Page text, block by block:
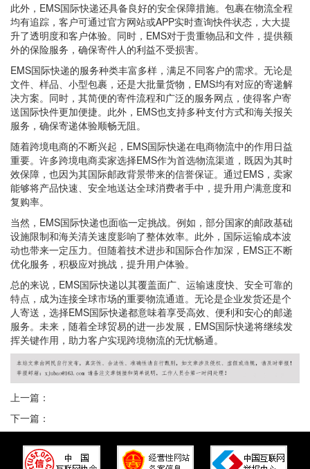
此外，EMS国际快递还具备良好的安全保障措施。包裹在物流全程
均有追踪，客户可通过官方网站或APP实时查询快件状态，大大提
升了透明度和客户体验。同时，EMS对于贵重物品和文件，提供额
外的保险服务，确保寄件人的利益不受损害。
EMS国际快递的服务种类丰富多样，满足不同客户的需求。无论是
文件、样品、小型包裹，还是大批量货物，EMS均有对应的寄递解
决方案。同时，其简便的寄件流程和广泛的服务网点，使得客户寄
送国际快件更加便捷。此外，EMS也支持多种支付方式和海关报关
服务，确保寄递体验顺畅无阻。
随着跨境电商的不断兴起，EMS国际快递在电商物流中的作用日益
重要。许多跨境电商卖家选择EMS作为首选物流渠道，既因为其时
效保障，也因为其国际邮政背景带来的信誉保证。通过EMS，卖家
能够将产品快速、安全地送达全球消费者手中，提升用户满意度和
复购率。
当然，EMS国际快递也面临一定挑战。例如，部分国家的邮政基础
设施限制和海关清关速度影响了整体效率。此外，国际运输成本波
动也带来一定压力。但随着技术进步和国际合作加深，EMS正不断
优化服务，积极应对挑战，提升用户体验。
总的来说，EMS国际快递以其覆盖面广、运输速度快、安全可靠的
特点，成为连接全球市场的重要物流通道。无论是企业发货还是个
人寄送，选择EMS国际快递都意味着享受高效、便利和安心的邮递
服务。未来，随着全球贸易的进一步发展，EMS国际快递将继续发
挥关键作用，助力客户实现跨境物流的无忧畅通。
上一篇：
下一篇：